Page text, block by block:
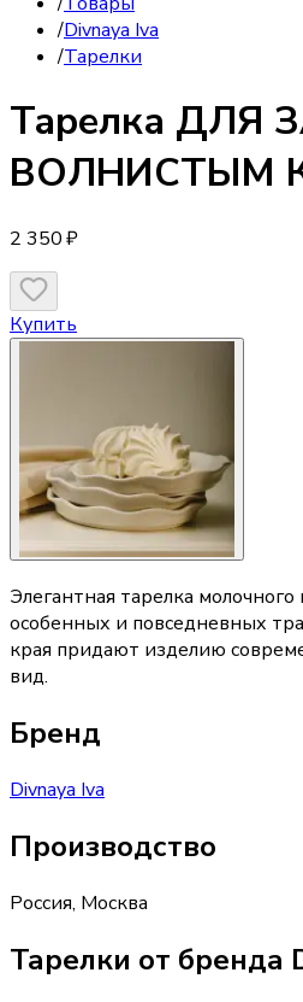
/Divnaya Iva
/Тарелки
Тарелка ДЛЯ
ВОЛНИСТЫМ
2 350 ₽
Купить
Элегантная тарелка
особенных и повседневных
края придают изделию
вид.
Бренд
Divnaya Iva
Производство
Россия, Москва
Тарелки от бренда